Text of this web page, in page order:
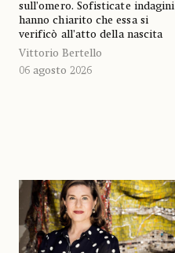
sull’omero. Sofisticate indagini
hanno chiarito che essa si
verificò all’atto della nascita
Vittorio Bertello
06 agosto 2026